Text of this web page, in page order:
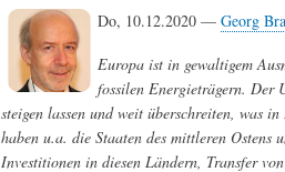
Do, 10.12.2020 — Georg
Europa ist in gewaltigem
fossilen Energieträgern. Der
steigen lassen und weit überschreiten, was
haben u.a. die Staaten des mittleren
Investitionen in diesen Ländern, Transfer